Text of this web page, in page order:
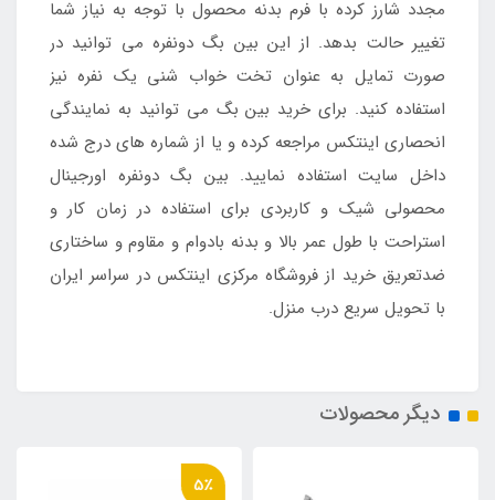
مجدد شارز کرده با فرم بدنه محصول با توجه به نیاز شما
تغییر حالت بدهد. از این بین بگ دونفره می توانید در
صورت تمایل به عنوان تخت خواب شنی یک نفره نیز
استفاده کنید. برای خرید بین بگ می توانید به نمایندگی
انحصاری اینتکس مراجعه کرده و یا از شماره های درج شده
داخل سایت استفاده نمایید. بین بگ دونفره اورجینال
محصولی شیک و کاربردی برای استفاده در زمان کار و
استراحت با طول عمر بالا و بدنه بادوام و مقاوم و ساختاری
ضدتعریق خرید از فروشگاه مرکزی اینتکس در سراسر ایران
با تحویل سریع درب منزل.
دیگر محصولات
5٪